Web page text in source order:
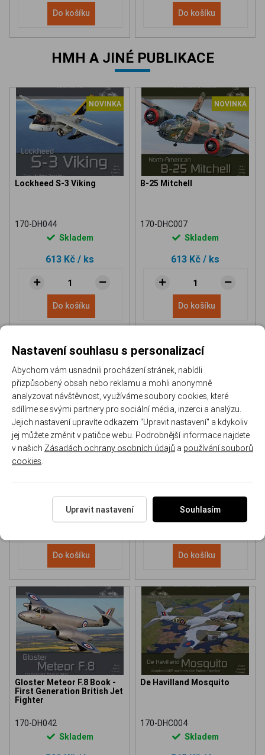
Do košíku Do košíku
HMH A JINÉ PUBLIKACE
NOVINKA
Lockheed S-3 Viking
170-DH044
Skladem
613 Kč / ks
Do košíku
NOVINKA
B-25 Mitchell
170-DHC007
Skladem
613 Kč / ks
Do košíku
NH 90 helicopter Book
613 Kč/ ks
Do košíku
P-51D Mustang Book
565 Kč/ ks
Do košíku
Gloster Meteor F.8 Book -
First Generation British Jet
Fighter
170-DH042
Skladem
De Havilland Mosquito
170-DHC004
Skladem
Nastavení souhlasu s personalizací
Abychom vám usnadnili procházení stránek, nabídli
přizpůsobený obsah nebo reklamu a mohli anonymně
analyzovat návštěvnost, využíváme soubory cookies, které
sdílíme se svými partnery pro sociální média, inzerci a analýzu.
Jejich nastavení upravíte odkazem "Upravit nastavení" a kdykoliv
jej můžete změnit v patičce webu. Podrobnější informace najdete
v našich Zásadách ochrany osobních údajů a používání souborů
cookies
Upravit nastavení Souhlasím